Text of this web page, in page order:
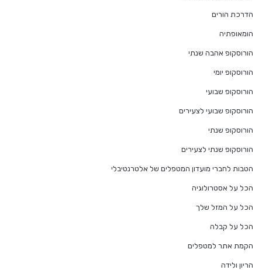
הדרכת הורים
הומאופתיה
הורוסקופ אהבה שנתי
הורוסקופ יומי
הורוסקופ שבועי
הורוסקופ שבועי לצעירים
הורוסקופ שנתי
הורוסקופ שנתי לצעירים
הטבות לחברי מועדון המטפלים של אלטרנטיבלי
הכל על אסטרולוגיה
הכל על המזל שלך
הכל על קבלה
הקמת אתר למטפלים
הריון ולידה